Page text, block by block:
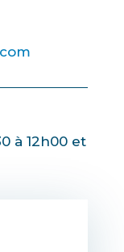
à 12h00 et